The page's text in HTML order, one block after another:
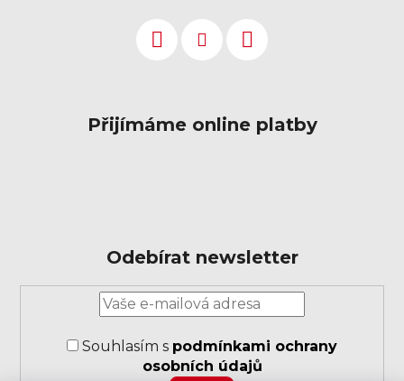
Přijímáme online platby
Odebírat newsletter
odběruSouhlasím s podmínkami ochrany
osobních údajů